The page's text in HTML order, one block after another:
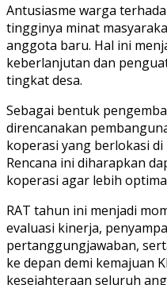
Antusiasme warga
tingginya minat
anggota baru. Hal ini
keberlanjutan dan
tingkat desa.
Sebagai bentuk
direncanakan
koperasi yang berlokasi di
Rencana ini diharapkan
koperasi agar lebih
RAT tahun ini menjadi
evaluasi kinerja,
pertanggungjawaban,
ke depan demi kemajuan
kesejahteraan seluruh